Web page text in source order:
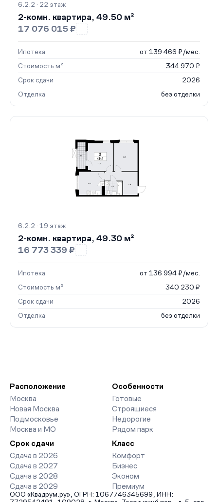
6.2.2 · 22 этаж
2-комн. квартира, 49.50 м²
17 076 015 ₽
Ипотека
от 139 466 ₽/мес.
Стоимость м²
344 970 ₽
Срок сдачи
2026
Отделка
без отделки
6.2.2 · 19 этаж
2-комн. квартира, 49.30 м²
16 773 339 ₽
Ипотека
от 136 994 ₽/мес.
Стоимость м²
340 230 ₽
Срок сдачи
2026
Отделка
без отделки
Расположение
Москва
Новая Москва
Подмосковье
Москва и МО
Особенности
Готовые
Строящиеся
Недорогие
Рядом парк
Срок сдачи
Сдача в 2026
Сдача в 2027
Сдача в 2028
Сдача в 2029
Класс
Комфорт
Бизнес
Эконом
Премиум
ООО «Квадрум.ру», ОГРН: 1067746345699, ИНН: